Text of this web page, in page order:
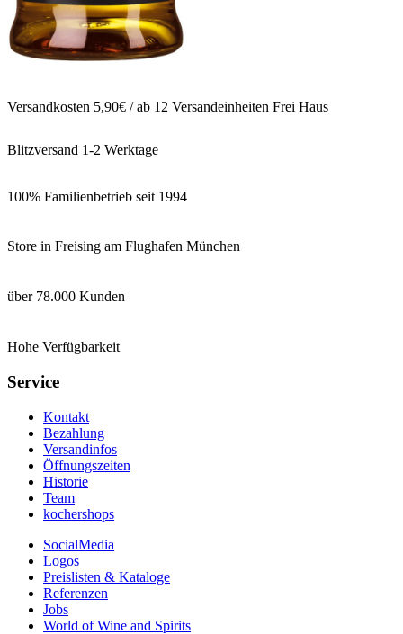
Versandkosten 5,90€ / ab 12 Versandeinheiten Frei Haus
Blitzversand 1-2 Werktage
100% Familienbetrieb seit 1994
Store in Freising am Flughafen München
über 78.000 Kunden
Hohe Verfügbarkeit
Service
Kontakt
Bezahlung
Versandinfos
Öffnungszeiten
Historie
Team
kochershops
SocialMedia
Logos
Preislisten & Kataloge
Referenzen
Jobs
World of Wine and Spirits